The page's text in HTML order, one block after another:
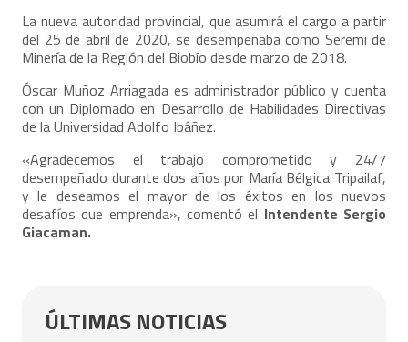
La nueva autoridad provincial, que asumirá el cargo a partir
del 25 de abril de 2020, se desempeñaba como Seremi de
Minería de la Región del Biobío desde marzo de 2018.
Óscar Muñoz Arriagada es administrador público y cuenta
con un Diplomado en Desarrollo de Habilidades Directivas
de la Universidad Adolfo Ibáñez.
«Agradecemos el trabajo comprometido y 24/7
desempeñado durante dos años por María Bélgica Tripailaf,
y le deseamos el mayor de los éxitos en los nuevos
desafíos que emprenda», comentó el Intendente Sergio
Giacaman.
ÚLTIMAS NOTICIAS